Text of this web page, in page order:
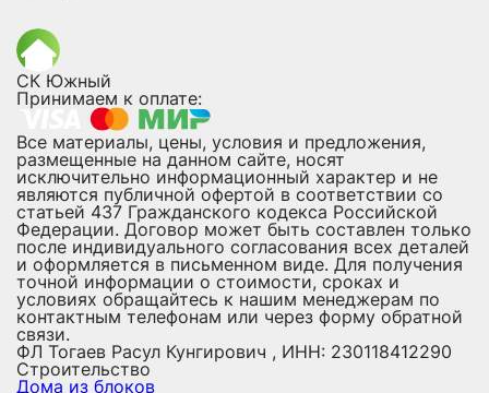
СК Южный
Принимаем к оплате:
Все материалы, цены, условия и предложения,
размещенные на данном сайте, носят
исключительно информационный характер и не
являются публичной офертой в соответствии со
статьей 437 Гражданского кодекса Российской
Федерации. Договор может быть составлен только
после индивидуального согласования всех деталей
и оформляется в письменном виде. Для получения
точной информации о стоимости, сроках и
условиях обращайтесь к нашим менеджерам по
контактным телефонам или через форму обратной
связи.
ФЛ Тогаев Расул Кунгирович , ИНН: 230118412290
Строительство
Дома из блоков